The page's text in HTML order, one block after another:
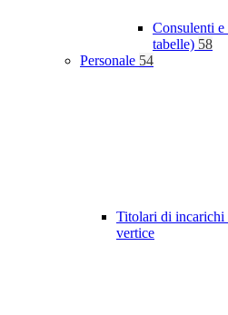
Consulenti
tabelle) 58
Personale 54
Titolari di
vertice